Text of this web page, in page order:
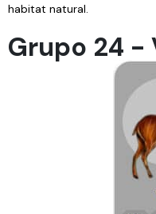
habitat natural.
Grupo 24 -